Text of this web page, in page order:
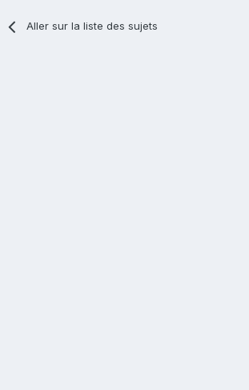
Aller sur la liste des sujets